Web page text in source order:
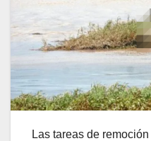
Las tareas de